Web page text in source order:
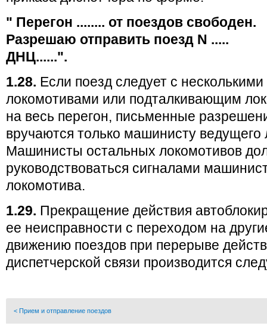
" Перегон ........ от поездов свободен.
Разрешаю отправить поезд N .....
ДНЦ......".
1.28. Если поезд следует с
локомотивами или подталкивающим
на весь перегон, письменные
вручаются только машинисту ведущего
Машинисты остальных локомотивов
руководствоваться сигналами
локомотива.
1.29. Прекращение действия
ее неисправности с переходом на
движению поездов при перерыве
диспетчерской связи производится
< Прием и отправление поездов